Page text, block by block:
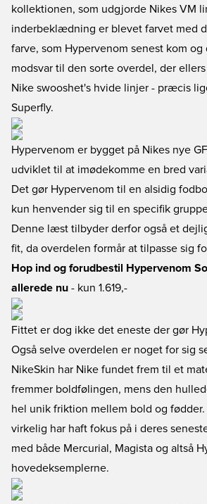
kollektionen, som udgjorde Nikes VM
inderbeklædning er blevet farvet med
farve, som Hypervenom senest kom
modsvar til den sorte overdel, der
Nike swooshet's hvide linjer - præcis
Superfly.
Hypervenom er bygget på Nikes nye
udviklet til at imødekomme en bred
Det gør Hypervenom til en alsidig
kun henvender sig til en specifik
Denne læst tilbyder derfor også et
fit, da overdelen formår at tilpasse sig
Hop ind og forudbestil Hypervenom
allerede nu - kun 1.619,-
Fittet er dog ikke det eneste der gør
Også selve overdelen er noget for sig
NikeSkin har Nike fundet frem til et
fremmer boldfølingen, mens den
hel unik friktion mellem bold og
virkelig har haft fokus på i deres
med både Mercurial, Magista og altså
hovedeksemplerne.